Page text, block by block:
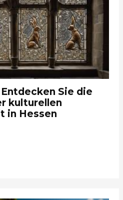
Sie die
kulturellen
in Hessen